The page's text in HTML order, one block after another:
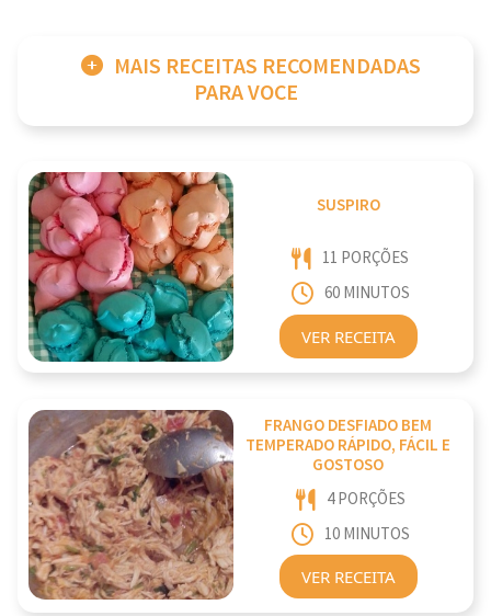
MAIS RECEITAS RECOMENDADAS
PARA VOCE
SUSPIRO
11 PORÇÕES
60 MINUTOS
VER RECEITA
FRANGO DESFIADO BEM
TEMPERADO RÁPIDO, FÁCIL E
GOSTOSO
4 PORÇÕES
10 MINUTOS
VER RECEITA